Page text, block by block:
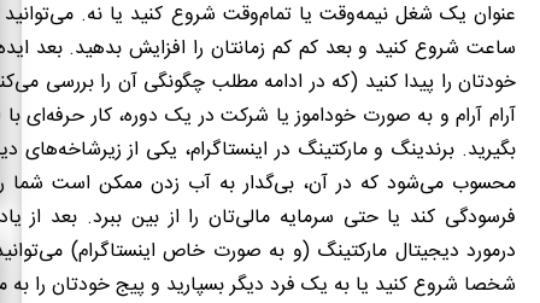
عنوان یک شغل نیمه‌وقت یا تمام‌وقت شروع کنید یا نه.
ساعت شروع کنید و بعد کم کم زمانتان را افزایش بدهید. بعد ایده
خودتان را پیدا کنید (که در ادامه مطلب چگونگی آن را بررسی
آرام آرام و به صورت خوداموز یا شرکت در یک دوره، کار حرفه‌ای با
بگیرید. برندینگ و مارکتینگ در اینستاگرام، یکی از زیرشاخه‌های
محسوب می‌شود که در آن، بی‌گدار به آب زدن ممکن است شما را
فرسودگی کند یا حتی سرمایه مالی‌تان را از بین ببرد. بعد از
درمورد دیجیتال مارکتینگ (و به صورت خاص اینستاگرام)
شخصا شروع کنید یا به یک فرد دیگر بسپارید و پیج خودتان را به